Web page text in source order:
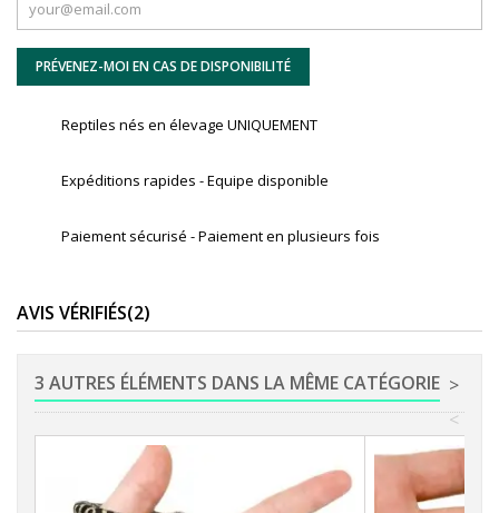
PRÉVENEZ-MOI EN CAS DE DISPONIBILITÉ
Reptiles nés en élevage UNIQUEMENT
Expéditions rapides - Equipe disponible
Paiement sécurisé - Paiement en plusieurs fois
AVIS VÉRIFIÉS(2)
3 AUTRES ÉLÉMENTS DANS LA MÊME CATÉGORIE >
<